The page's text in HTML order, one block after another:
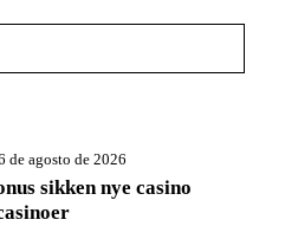
de agosto de 2026
sikken nye casino